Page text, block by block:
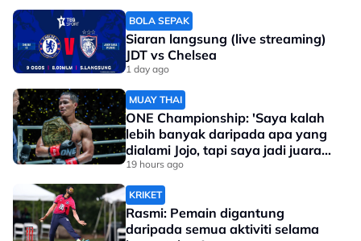
BOLA SEPAK
Siaran langsung (live streaming)
JDT vs Chelsea
1 day ago
MUAY THAI
ONE Championship: 'Saya kalah
lebih banyak daripada apa yang
dialami Jojo, tapi saya jadi juara
dunia'
19 hours ago
KRIKET
Rasmi: Pemain digantung
daripada semua aktiviti selama